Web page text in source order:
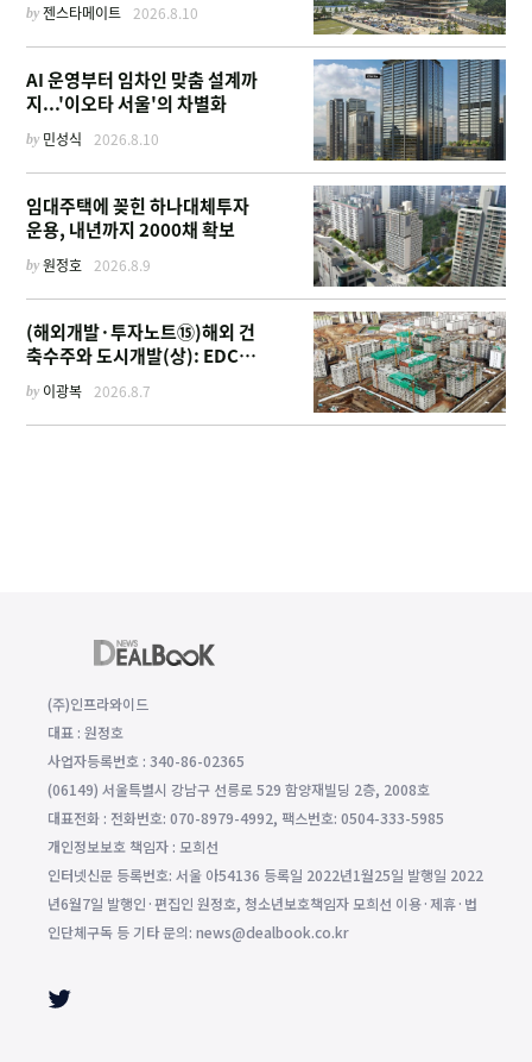
by젠스타메이트 2026.8.10
AI 운영부터 임차인 맞춤 설계까
지...'이오타 서울'의 차별화
by 민성식 2026.8.10
임대주택에 꽂힌 하나대체투자
운용, 내년까지 2000채 확보
by원정호 2026.8.9
(해외개발·투자노트⑮)해외 건
축수주와 도시개발(상): EDCF
부터 계열사 진출 위한 복합시설
까지
by 이광복 2026.8.7
(주)인프라와이드
대표 : 원정호
사업자등록번호 : 340-86-02365
(06149) 서울특별시 강남구 선릉로 529 함양재빌딩 2층, 2008호
대표전화 : 전화번호: 070-8979-4992, 팩스번호: 0504-333-5985
개인정보보호 책임자 : 모희선
인터넷신문 등록번호: 서울 아54136 등록일 2022년1월25일 발행일 2022
년6월7일 발행인·편집인 원정호, 청소년보호책임자 모희선 이용·제휴·법
인단체구독 등 기타 문의: news@dealbook.co.kr